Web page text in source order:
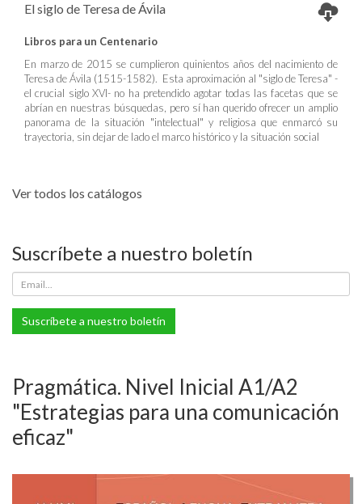
El siglo de Teresa de Ávila
Libros para un Centenario
En marzo de 2015 se cumplieron quinientos años del nacimiento de
Teresa de Ávila (1515-1582). Esta aproximación al "siglo de Teresa" -
el crucial siglo XVI- no ha pretendido agotar todas las facetas que se
abrían en nuestras búsquedas, pero sí han querido ofrecer un amplio
panorama de la situación "intelectual" y religiosa que enmarcó su
trayectoria, sin dejar de lado el marco histórico y la situación social
Ver todos los catálogos
Suscríbete a nuestro boletín
Suscríbete a nuestro boletín
Pragmática. Nivel Inicial A1/A2
"Estrategias para una comunicación
eficaz"